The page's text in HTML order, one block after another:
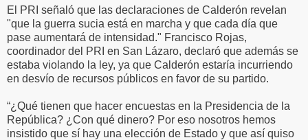
El PRI señaló que las declaraciones de Calderón revelan
"que la guerra sucia está en marcha y que cada día que
pase aumentará de intensidad." Francisco Rojas,
coordinador del PRI en San Lázaro, declaró que además se
estaba violando la ley, ya que Calderón estaría incurriendo
en desvío de recursos públicos en favor de su partido.
“¿Qué tienen que hacer encuestas en la Presidencia de la
República? ¿Con qué dinero? Por eso nosotros hemos
insistido que sí hay una elección de Estado y que así quiso